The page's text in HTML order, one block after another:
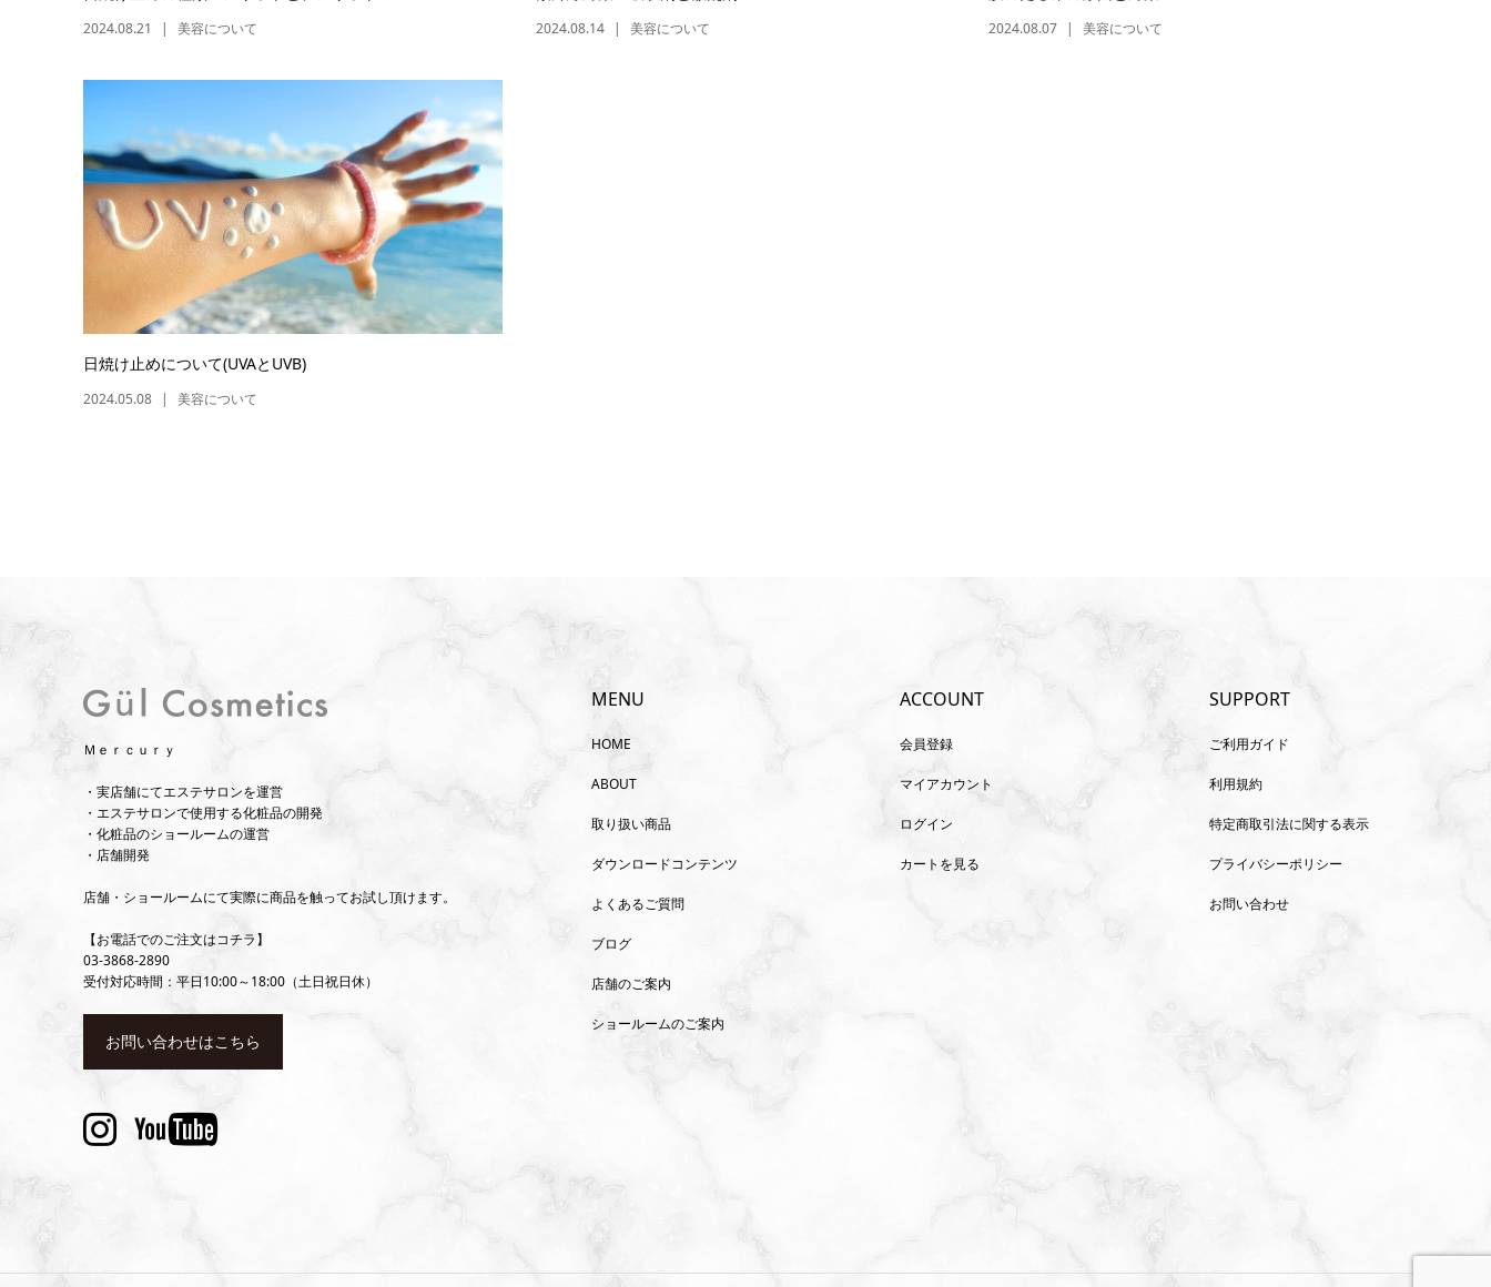
2024.08.21 美容について 2024.08.14 美容について 2024.08.07 美容について
日焼け止めについて(UVAとUVB)
2024.05.08 美容について
Ｍｅｒｃｕｒｙ
・実店舗にてエステサロンを運営
・エステサロンで使用する化粧品の開発
・化粧品のショールームの運営
・店舗開発
店舗・ショールームにて実際に商品を触ってお試し頂けます。
【お電話でのご注文はコチラ】
03-3868-2890
受付対応時間：平日10:00～18:00（土日祝日休）
お問い合わせはこちら
MENU
HOME
ABOUT
取り扱い商品
ダウンロードコンテンツ
よくあるご質問
ブログ
店舗のご案内
ショールームのご案内
ACCOUNT
会員登録
マイアカウント
ログイン
カートを見る
SUPPORT
ご利用ガイド
利用規約
特定商取引法に関する表示
プライバシーポリシー
お問い合わせ